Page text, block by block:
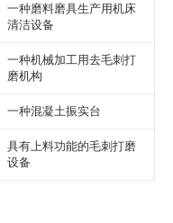
一种磨料磨具生产用机床
清洁设备
一种机械加工用去毛刺打
磨机构
一种混凝土振实台
具有上料功能的毛刺打磨
设备